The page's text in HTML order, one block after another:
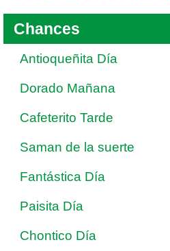
Chances
Antioqueñita Día
Dorado Mañana
Cafeterito Tarde
Saman de la suerte
Fantástica Día
Paisita Día
Chontico Día